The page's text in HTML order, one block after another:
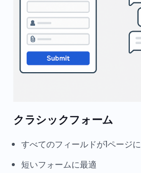
クラシックフォーム
すべてのフィールドが1ページに
短いフォームに最適